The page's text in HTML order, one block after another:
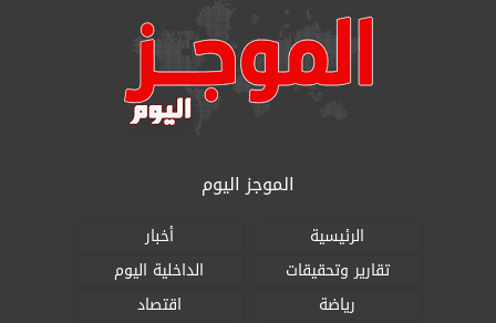
الموجز اليوم
الرئيسية
أخبار
تقارير وتحقيقات
الداخلية اليوم
رياضة
اقتصاد